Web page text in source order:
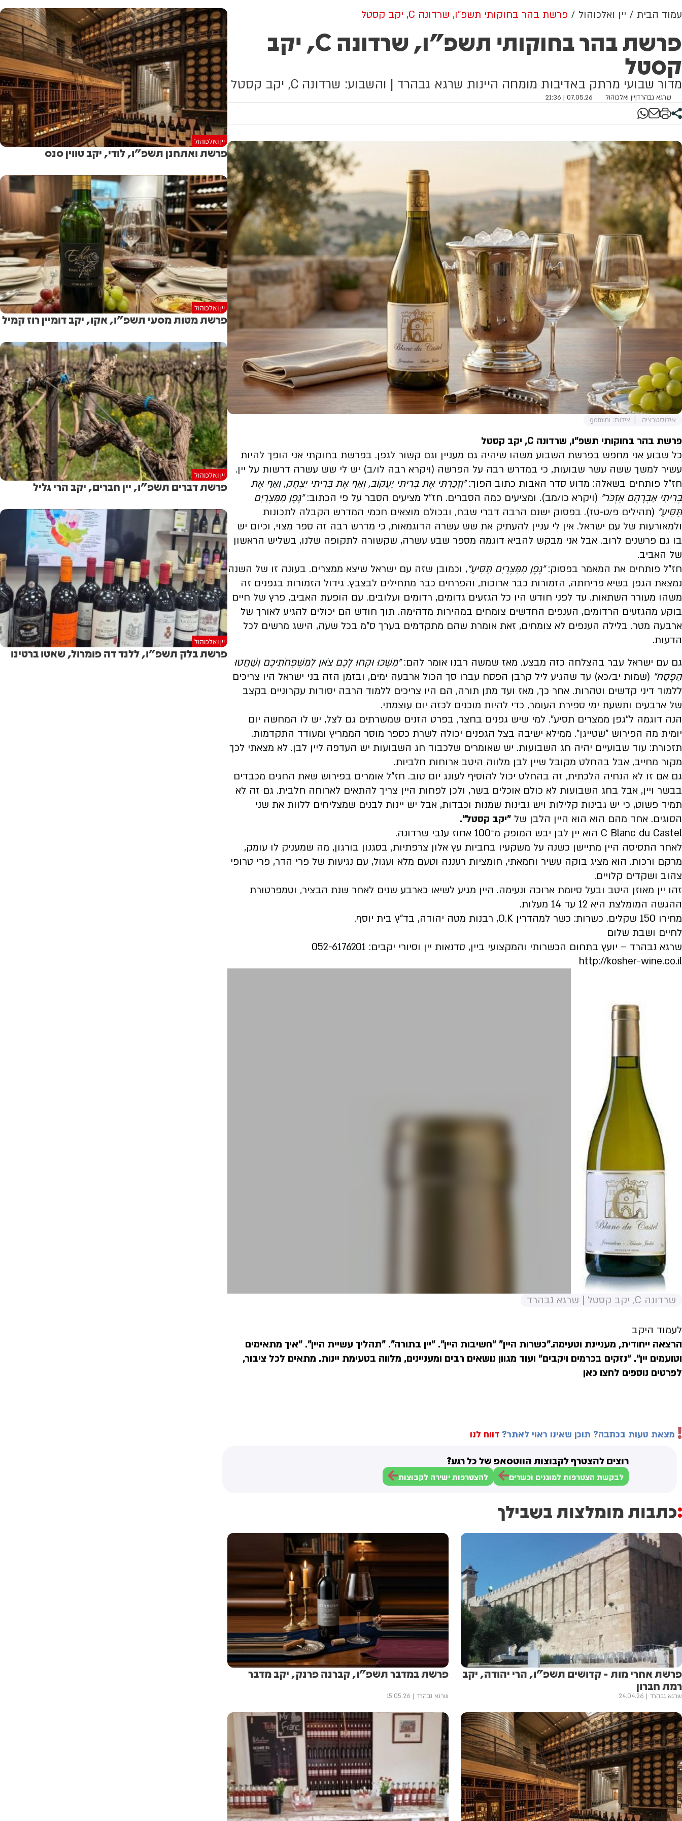
עמוד הבית יין ואלכוהול פרשת בהר בחוקותי תשפ"ו, שרדונה C, יקב קסטל
פרשת בהר בחוקותי תשפ"ו, שרדונה C, יקב
קסטל
מדור שבועי מרתק באדיבות מומחה היינות שרגא גבהרד | והשבוע: שרדונה C, יקב קסטל
שרגא גבהרד|יין ואלכוהול 07.05.26 | 21:36
אילוסטרציה צילום: gemini
פרשת בהר בחוקותי תשפ"ו, שרדונה C, יקב קסטל
כל שבוע אני מחפש בפרשת השבוע משהו שיהיה גם מעניין וגם קשור לגפן. בפרשת בחוקתי אני הופך להיות
עשיר למשך ששה עשר שבועות, כי במדרש רבה על הפרשה (ויקרא רבה לו/ב) יש לי שש עשרה דרשות על יין.
חז"ל פותחים בשאלה: מדוע סדר האבות כתוב הפוך:"וְזָכַרְתִּי אֶת בְּרִיתִי יַעֲקוֹב, וְאַף אֶת בְּרִיתִי יִצְחָק, וְאַף אֶת
בְּרִיתִי אַבְרָהָם אֶזְכֹּר" (ויקרא כו/מב). ומציעים כמה הסברים. חז"ל מציעים הסבר על פי הכתוב:"גֶּפֶן מִמִּצְרַיִם
תַּסִּיעַ" (תהילים פ/ט‑טז). בפסוק ישנם הרבה דברי שבח, ובכולם מוצאים חכמי המדרש הקבלה לתכונות
ולמאורעות של עם ישראל. אין לי עניין להעתיק את שש עשרה הדוגמאות, כי מדרש רבה זה ספר מצוי, וכיום יש
בו גם פרשנים לרוב. אבל אני מבקש להביא דוגמה מספר שבע עשרה, שקשורה לתקופה שלנו, בשליש הראשון
של האביב.
חז"ל פותחים את המאמר בפסוק:"גֶּפֶן מִמִּצְרַיִם תַּסִּיעַ", וכמובן שזה עם ישראל שיצא ממצרים. בעונה זו של השנה
נמצאת הגפן בשיא פריחתה, הזמורות כבר ארוכות, והפרחים כבר מתחילים לבצבץ. גידול הזמורות בגפנים זה
משהו מעורר השתאות. עד לפני חודש היו כל הגזעים גדומים, רדומים ועלובים. עם הופעת האביב, פרץ של חיים
בוקע מהגזעים הרדומים, הענפים החדשים צומחים במהירות מדהימה. תוך חודש הם יכולים להגיע לאורך של
ארבעה מטר. בלילה הענפים לא צומחים, זאת אומרת שהם מתקדמים בערך ס"מ בכל שעה, הישג מרשים לכל
הדעות.
גם עם ישראל עבר בהצלחה כזה מבצע. מאז שמשה רבנו אומר להם:"מִשְׁכוּ וּקְחוּ לָכֶם צֹאן לְמִשְׁפְּחֹתֵיכֶם וְשַׁחֲטוּ
הַפָּסַח" (שמות יב/כא) עד שהגיע ליל קרבן הפסח עברו סך הכול ארבעה ימים, ובזמן הזה בני ישראל היו צריכים
ללמוד דיני קדשים וטהרות. אחר כך, מאז ועד מתן תורה, הם היו צריכים ללמוד הרבה יסודות עקרוניים בקצב
של ארבעים ותשעת ימי ספירת העומר, כדי להיות מוכנים לכזה יום עוצמתי.
הנה דוגמה ל"גפן ממצרים תסיע". למי שיש גפנים בחצר, בפרט הזנים שמשרתים גם לצל, יש לו המחשה יום
יומית מה הפירוש "שטייגן". ממילא ישיבה בצל הגפנים יכולה לשרת כספר מוסר הממריץ ומעודד התקדמות.
תזכורת: עוד שבועיים יהיה חג השבועות. יש שאומרים שלכבוד חג השבועות יש העדפה ליין לבן. לא מצאתי לכך
מקור מחייב, אבל בהחלט מקובל שיין לבן מלווה היטב ארוחות חלביות.
גם אם זו לא הנחיה הלכתית, זה בהחלט יכול להוסיף לעונג יום טוב. חז"ל אומרים בפירוש שאת החגים מכבדים
בבשר ויין, אבל בחג השבועות לא כולם אוכלים בשר, ולכן לפחות היין צריך להתאים לארוחה חלבית. גם זה לא
תמיד פשוט, כי יש גבינות קלילות ויש גבינות שמנות וכבדות, אבל יש יינות לבנים שמצליחים ללוות את שני
הסוגים. אחד מהם הוא הוא היין הלבן של "יקב קסטל".
C Blanc du Castel הוא יין לבן יבש המופק מ־100 אחוז ענבי שרדונה.
לאחר התסיסה היין מתיישן כשנה על משקעיו בחביות עץ אלון צרפתיות, בסגנון בורגון, מה שמעניק לו עומק,
מרקם ורכות. הוא מציג בוקה עשיר וחמאתי, חומציות רעננה וטעם מלא ועגול, עם נגיעות של פרי הדר, פרי טרופי
צהוב ושקדים קלויים.
זהו יין מאוזן היטב ובעל סיומת ארוכה ונעימה. היין מגיע לשיאו כארבע שנים לאחר שנת הבציר, וטמפרטורת
ההגשה המומלצת היא 12 עד 14 מעלות.
מחירו 150 שקלים
. כשרות: כשר למהדרין O.K, רבנות מטה יהודה, בד"ץ בית יוסף.
לחיים ושבת שלום
שרגא גבהרד – יועץ בתחום הכשרותי והמקצועי ביין, סדנאות יין וסיורי יקבים: 052-6176201
http://kosher-wine.co.il
שרדונה C, יקב קסטל | שרגא גבהרד
לעמוד היקב
הרצאה ייחודית, מעניינת וטעימה."כשרות היין" "חשיבות היין". "יין בתורה". "תהליך עשיית היין". "איך מתאימים
וטועמים יין". "נזקים בכרמים ויקבים" ועוד מגוון נושאים רבים ומעניינים, מלווה בטעימת יינות. מתאים לכל ציבור,
לפרטים נוספים לחצו כאן
מצאת טעות בכתבה? תוכן שאינו ראוי לאתר? דווח לנו
רוצים להצטרף לקבוצות הווטסאפ של כל רגע?
לבקשת הצטרפות למוגנים וכשרים להצטרפות ישירה לקבוצות
כתבות מומלצות בשבילך
פרשת אחרי מות - קדושים תשפ"ו, הרי יהודה, יקב
רמת חברון
שרגא גבהרד 24.04.26
פרשת במדבר תשפ"ו, קברנה פרנק, יקב מדבר
שרגא גבהרד 15.05.26
יין ואלכוהול
פרשת ואתחנן תשפ"ו, לודי, יקב טווין סנס
יין ואלכוהול
פרשת מטות מסעי תשפ"ו, אקו, יקב דומיין רוז קמיל
יין ואלכוהול
פרשת דברים תשפ"ו, יין חברים, יקב הרי גליל
יין ואלכוהול
פרשת בלק תשפ"ו, ללנד דה פומרול, שאטו ברטינו